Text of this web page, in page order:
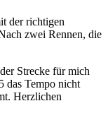
der richtigen
zwei Rennen, die
Strecke für mich
das Tempo nicht
Herzlichen